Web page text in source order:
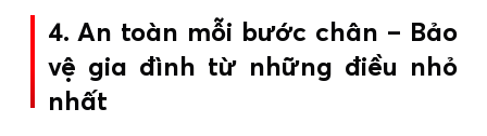
4. An toàn mỗi bước chân – Bảo
vệ gia đình từ những điều nhỏ
nhất